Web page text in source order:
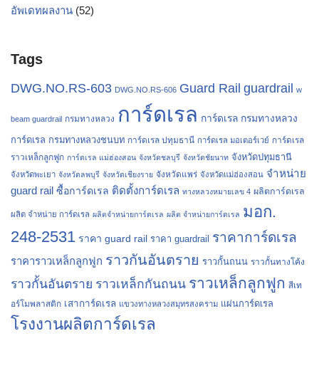
อัพเดทผลงาน (52)
Tags
DWG.NO.RS-603 DWG.NO.RS-606 Guard Rail guardrail w
beam guardrail กรมทางหลวง การ์ดเรล การ์ดเรล กรมทางหลวง
การ์ดเรล กรมทางหลวงชนบท การ์ดเรล ปทุมธานี การ์ดเรล มอเตอร์เวย์ การ์ดเรล
ราวเหล็กลูกฟูก การ์ดเรล แม่ฮ่องสอน จังหวัดชลบุรี จังหวัดชัยนาท จังหวัดปทุมธานี
จังหวัดพะเยา จังหวัดลพบุรี จังหวัดเชียงราย จังหวัดแพร่ จังหวัดแม่ฮ่องสอน จำหน่าย
guard rail ซื้อการ์ดเรล ติดตั้งการ์ดเรล ทางหลวงหมายเลข 4 ผลิตการ์ดเรล
ผลิต จำหน่าย การ์ดเรล ผลิตจำหน่ายการ์ดเรล ผลิต จำหน่ายการ์ดเรล มอก.
248-2531 ราคา guard rail ราคา guardrail ราคาการ์ดเรล
ราคาราวเหล็กลูกฟูก ราวกันอันตราย ราวกั้นถนน ราวกั้นทางโค้ง
ราวกั้นอันตราย ราวเหล็กกันถนน ราวเหล็กลูกฟูก สีเท
อร์โมพลาสติก เสาการ์ดเรล แขวงทางหลวงสมุทรสงคราม แผ่นการ์ดเรล
โรงงานผลิตการ์ดเรล